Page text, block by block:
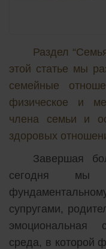
Раздел
этой статье мы
семейные
физическое и
члена семьи и
здоровых
Завершая
сегодня мы
супругами,
эмоциональная
среда, в которой